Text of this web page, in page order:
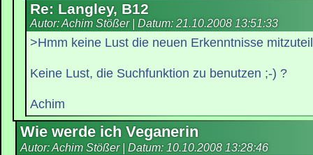
Re: Langley, B12
Autor: Achim Stößer | Datum: 21.10.2008 13:51:33
>Hmm keine Lust die neuen Erkenntnisse
Keine Lust, die Suchfunktion zu benutzen ;-) ?
Achim
Wie werde ich Veganerin
Autor: Achim Stößer | Datum: 10.10.2008 13:28:46